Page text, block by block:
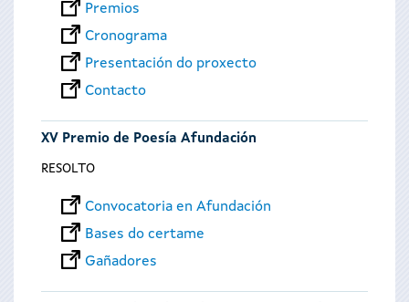
Premios
Cronograma
Presentación do proxecto
Contacto
XV Premio de Poesía Afundación
RESOLTO
Convocatoria en Afundación
Bases do certame
Gañadores